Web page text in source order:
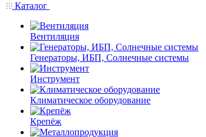
Каталог
Вентиляция
Генераторы, ИБП, Солнечные системы
Инструмент
Климатическое оборудование
Крепёж